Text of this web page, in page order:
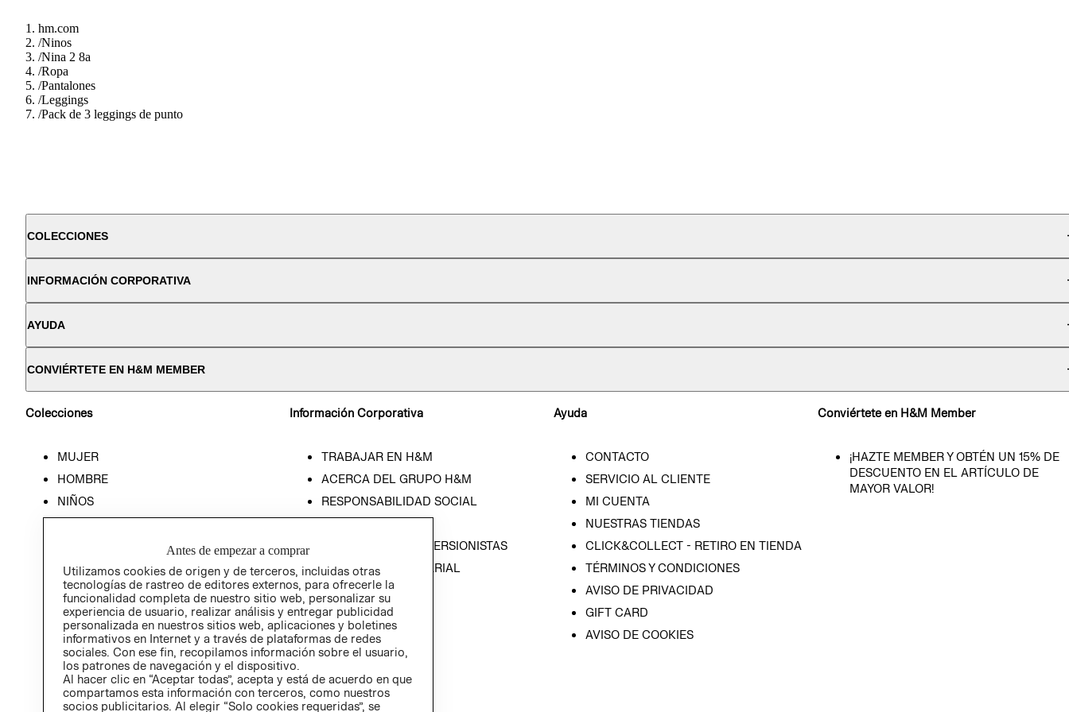
hm.com
/Ninos
/Nina 2 8a
/Ropa
/Pantalones
/Leggings
/Pack de 3 leggings de punto
COLECCIONES
INFORMACIÓN CORPORATIVA
AYUDA
CONVIÉRTETE EN H&M MEMBER
Colecciones
MUJER
HOMBRE
NIÑOS
Información Corporativa
TRABAJAR EN H&M
ACERCA DEL GRUPO H&M
RESPONSABILIDAD SOCIAL
RELACIÓN CON INVERSIONISTAS
POLÍTICA EMPRESARIAL
Ayuda
CONTACTO
SERVICIO AL CLIENTE
MI CUENTA
NUESTRAS TIENDAS
CLICK&COLLECT - RETIRO EN TIENDA
TÉRMINOS Y CONDICIONES
AVISO DE PRIVACIDAD
GIFT CARD
AVISO DE COOKIES
Conviértete en H&M Member
¡HAZTE MEMBER Y OBTÉN UN 15% DE
DESCUENTO EN EL ARTÍCULO DE
MAYOR VALOR!
Antes de empezar a comprar
Utilizamos cookies de origen y de terceros, incluidas otras
tecnologías de rastreo de editores externos, para ofrecerle la
funcionalidad completa de nuestro sitio web, personalizar su
experiencia de usuario, realizar análisis y entregar publicidad
personalizada en nuestros sitios web, aplicaciones y boletines
informativos en Internet y a través de plataformas de redes
sociales. Con ese fin, recopilamos información sobre el usuario,
los patrones de navegación y el dispositivo.
Al hacer clic en “Aceptar todas”, acepta y está de acuerdo en que
compartamos esta información con terceros, como nuestros
socios publicitarios. Al elegir “Solo cookies requeridas”, se